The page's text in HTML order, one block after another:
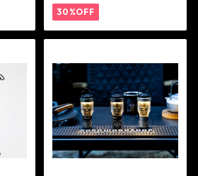
30%OFF